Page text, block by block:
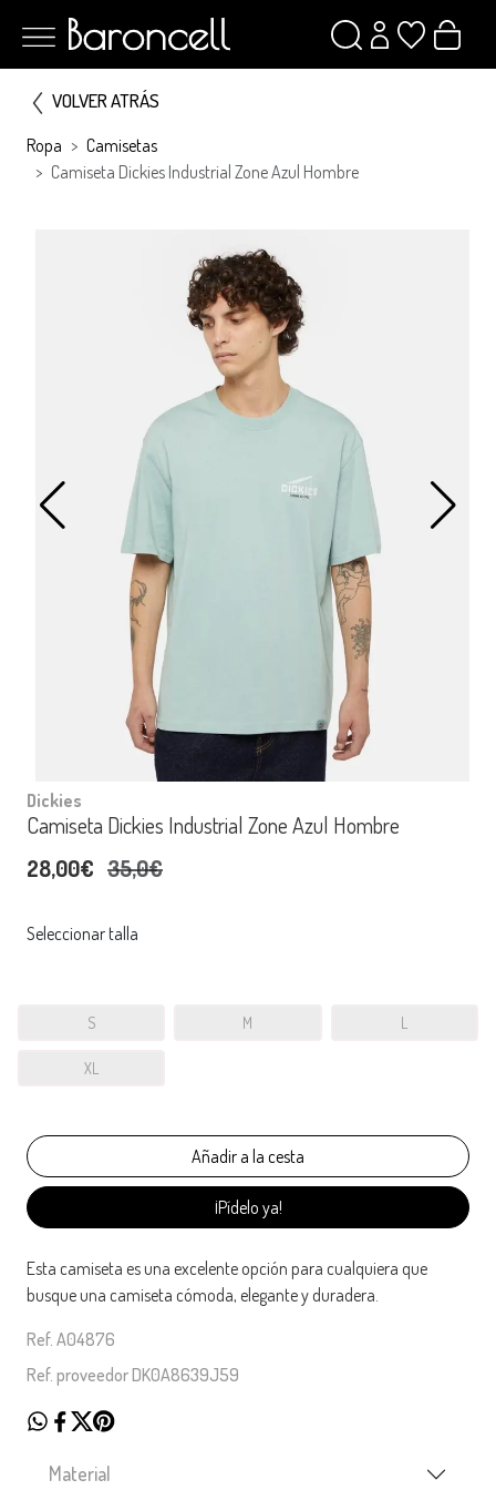
VOLVER ATRÁS
Ropa
Camisetas
Camiseta Dickies Industrial Zone Azul Hombre
Dickies
Camiseta Dickies Industrial Zone Azul Hombre
28,00€ 35,0€
Seleccionar talla
S M L
XL
¡Pídelo ya!
Esta camiseta es una excelente opción para cualquiera que
busque una camiseta cómoda, elegante y duradera.
Ref. A04876
Ref. proveedor DK0A8639J59
Material